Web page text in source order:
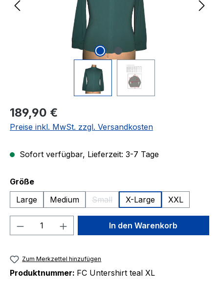
Regulärer Preis:
189,90 €
Preise inkl. MwSt. zzgl. Versandkosten
Sofort verfügbar, Lieferzeit: 3-7 Tage
Größeauswählen
Large
Medium Small
(Diese Option ist zurzeit nicht
X-Large XXL
Produkt Anzahl: Gib denIn den Warenkorb
Zum Merkzettel hinzufügen
Produktnummer: FC Untershirt teal XL